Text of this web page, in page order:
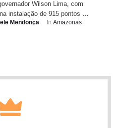
Wilson Lima, com
instalação de 915 pontos …
Mendonça In Amazonas